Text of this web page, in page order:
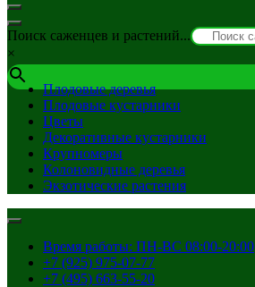
Поиск саженцев и растений...
×
Плодовые деревья
Плодовые кустарники
Цветы
Декоративные кустарники
Крупномеры
Колоновидные деревья
Экзотические растения
Время работы: ПН-ВС 08:00-20:00
+7 (925) 975-07-77
+7 (495) 663-55-20